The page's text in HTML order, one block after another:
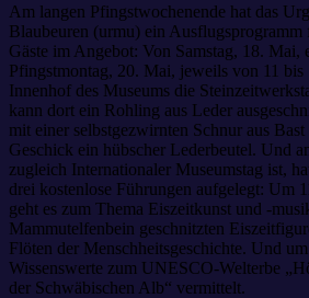
Am langen Pfingstwochenende hat das
Blaubeuren (urmu) ein
Gäste im Angebot: Von Samstag, 18. Mai,
Pfingstmontag, 20. Mai, jeweils von 11
Innenhof des Museums die
kann dort ein Rohling aus Leder
mit einer selbstgezwirnten Schnur aus
Geschick ein hübscher Lederbeutel. Und
zugleich Internationaler Museumstag ist,
drei kostenlose Führungen aufgelegt: Um
geht es zum Thema Eiszeitkunst und -
Mammutelfenbein geschnitzten
Flöten der Menschheitsgeschichte. Und
Wissenswerte zum UNESCO-Welterbe
der Schwäbischen Alb“ vermittelt.